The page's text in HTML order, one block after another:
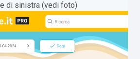
di sinistra (vedi foto)